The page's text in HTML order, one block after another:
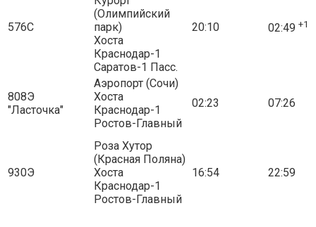
576С
(Олимпийский
парк)
Хоста
Краснодар-1
Саратов-1 Пасс.
20:10 02:49 +1
808Э
"Ласточка"
Аэропорт (Сочи)
Хоста
Краснодар-1
Ростов-Главный
02:23 07:26
930Э
Роза Хутор
(Красная Поляна)
Хоста
Краснодар-1
Ростов-Главный
16:54 22:59